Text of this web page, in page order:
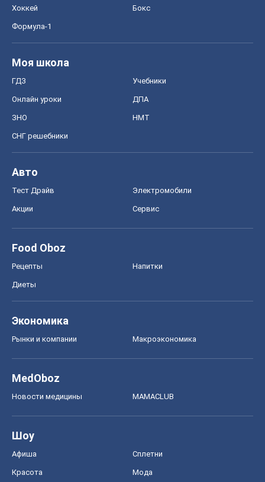
Хоккей Бокс
Формула-1
Моя школа
ГДЗ Учебники
Онлайн уроки ДПА
ЗНО НМТ
СНГ решебники
Авто
Тест Драйв Электромобили
Акции Сервис
Food Oboz
Рецепты Напитки
Диеты
Экономика
Рынки и компании Mакроэкономика
MedOboz
Новости медицины MAMACLUB
Шоу
Афиша Сплетни
Красота Мода